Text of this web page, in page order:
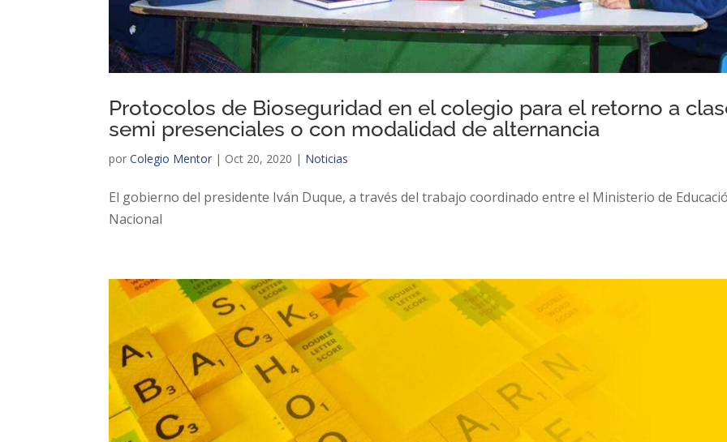
Protocolos de Bioseguridad en el colegio para el retorno a
semi presenciales o con modalidad de alternancia
porColegio Mentor | Oct 20, 2020 | Noticias
El gobierno del presidente Iván Duque, a través del trabajo coordinado entre el Ministerio de
Nacional